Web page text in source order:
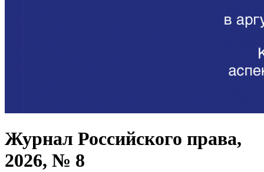
Журнал Российского права,
2026, № 8